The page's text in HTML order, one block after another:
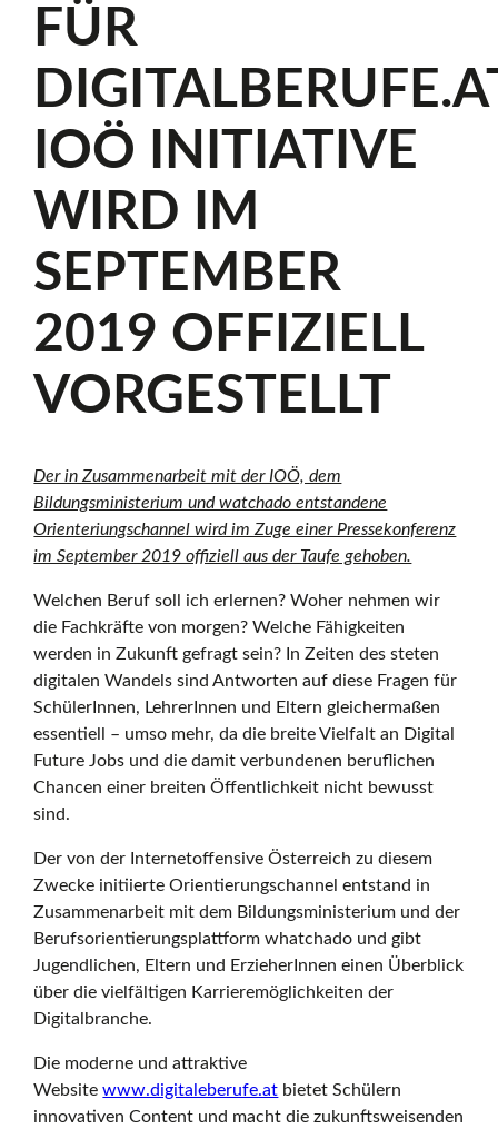
v
Ö
e
e
h
FÜR
IOÖ INITIATIVE
WIRD IM
SEPTEMBER
2019 OFFIZIELL
VORGESTELLT
Der in Zusammenarbeit mit der IOÖ, dem
Bildungsministerium und watchado entstandene
Orienteriungschannel wird im Zuge einer Pressekonferenz
im September 2019 offiziell aus der Taufe gehoben.
Welchen Beruf soll ich erlernen? Woher nehmen wir
die Fachkräfte von morgen? Welche Fähigkeiten
werden in Zukunft gefragt sein? In Zeiten des steten
digitalen Wandels sind Antworten auf diese Fragen für
SchülerInnen, LehrerInnen und Eltern gleichermaßen
essentiell – umso mehr, da die breite Vielfalt an Digital
Future Jobs und die damit verbundenen beruflichen
Chancen einer breiten Öffentlichkeit nicht bewusst
sind.
Der von der Internetoffensive Österreich zu diesem
Zwecke initiierte Orientierungschannel entstand in
Zusammenarbeit mit dem Bildungsministerium und der
Berufsorientierungsplattform whatchado und gibt
Jugendlichen, Eltern und ErzieherInnen einen Überblick
über die vielfältigen Karrieremöglichkeiten der
Digitalbranche.
Die moderne und attraktive
Websitewww.digitaleberufe.at bietet Schülern
innovativen Content und macht die zukunftsweisenden